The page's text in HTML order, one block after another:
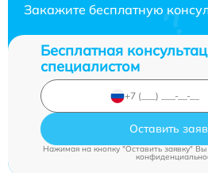
Закажите бесплатную
Бесплатная
специалистом
Оставить
Нажимая на кнопку "Оставить заявку"